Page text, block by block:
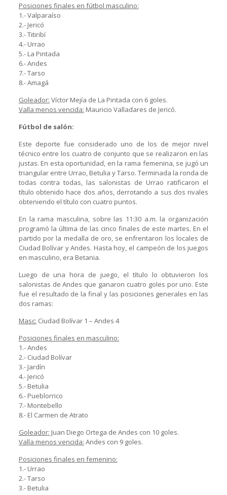
Posiciones finales en fútbol masculino:
1.- Valparaíso
2.- Jericó
3.- Titiribí
4.- Urrao
5.- La Pintada
6.- Andes
7.- Tarso
8.- Amagá
Goleador: Víctor Mejía de La Pintada con 6 goles.
Valla menos vencida: Mauricio Valladares de Jericó.
Fútbol de salón:
Este deporte fue considerado uno de los de mejor nivel
técnico entre los cuatro de conjunto que se realizaron en las
justas. En esta oportunidad, en la rama femenina, se jugó un
triangular entre Urrao, Betulia y Tarso. Terminada la ronda de
todas contra todas, las salonistas de Urrao ratificaron el
título obtenido hace dos años, derrotando a sus dos rivales
obteniendo el título con cuatro puntos.
En la rama masculina, sobre las 11:30 a.m. la organización
programó la última de las cinco finales de este martes. En el
partido por la medalla de oro, se enfrentaron los locales de
Ciudad Bolívar y Andes. Hasta hoy, el campeón de los juegos
en masculino, era Betania.
Luego de una hora de juego, el título lo obtuvieron los
salonistas de Andes que ganaron cuatro goles por uno. Este
fue el resultado de la final y las posiciones generales en las
dos ramas:
Masc: Ciudad Bolívar 1 – Andes 4
Posiciones finales en masculino:
1.- Andes
2.- Ciudad Bolívar
3.- Jardín
4.- Jericó
5.- Betulia
6.- Pueblorrico
7.- Montebello
8.- El Carmen de Atrato
Goleador: Juan Diego Ortega de Andes con 10 goles.
Valla menos vencida: Andes con 9 goles.
Posiciones finales en femenino:
1.- Urrao
2.- Tarso
3.- Betulia